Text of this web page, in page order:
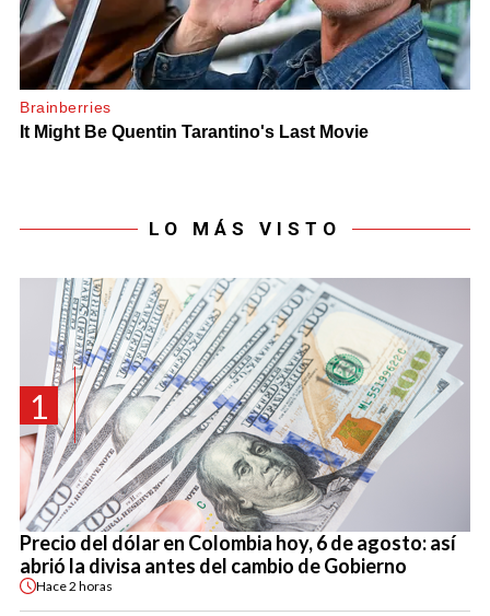
LO MÁS VISTO
1
Precio del dólar en Colombia hoy, 6 de agosto: así
abrió la divisa antes del cambio de Gobierno
Hace2 horas